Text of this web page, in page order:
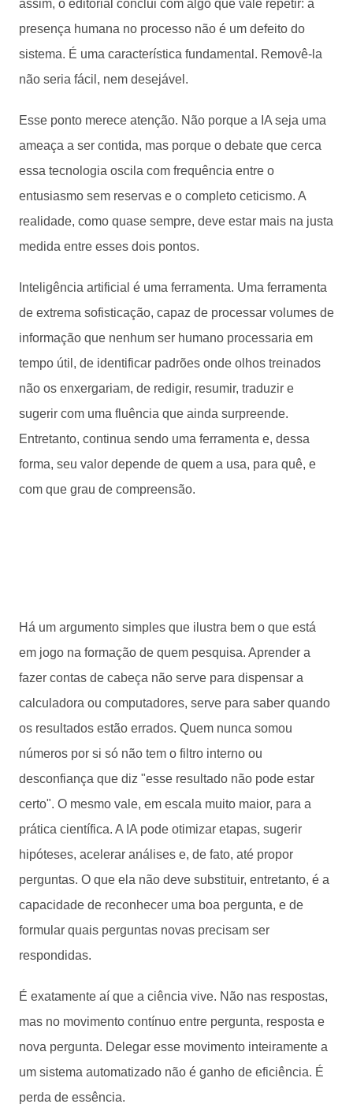
assim, o editorial conclui com algo que vale repetir: a
presença humana no processo não é um defeito do
sistema. É uma característica fundamental. Removê-la
não seria fácil, nem desejável.
Esse ponto merece atenção. Não porque a IA seja uma
ameaça a ser contida, mas porque o debate que cerca
essa tecnologia oscila com frequência entre o
entusiasmo sem reservas e o completo ceticismo. A
realidade, como quase sempre, deve estar mais na justa
medida entre esses dois pontos.
Inteligência artificial é uma ferramenta. Uma ferramenta
de extrema sofisticação, capaz de processar volumes de
informação que nenhum ser humano processaria em
tempo útil, de identificar padrões onde olhos treinados
não os enxergariam, de redigir, resumir, traduzir e
sugerir com uma fluência que ainda surpreende.
Entretanto, continua sendo uma ferramenta e, dessa
forma, seu valor depende de quem a usa, para quê, e
com que grau de compreensão.
Há um argumento simples que ilustra bem o que está
em jogo na formação de quem pesquisa. Aprender a
fazer contas de cabeça não serve para dispensar a
calculadora ou computadores, serve para saber quando
os resultados estão errados. Quem nunca somou
números por si só não tem o filtro interno ou
desconfiança que diz "esse resultado não pode estar
certo". O mesmo vale, em escala muito maior, para a
prática científica. A IA pode otimizar etapas, sugerir
hipóteses, acelerar análises e, de fato, até propor
perguntas. O que ela não deve substituir, entretanto, é a
capacidade de reconhecer uma boa pergunta, e de
formular quais perguntas novas precisam ser
respondidas.
É exatamente aí que a ciência vive. Não nas respostas,
mas no movimento contínuo entre pergunta, resposta e
nova pergunta. Delegar esse movimento inteiramente a
um sistema automatizado não é ganho de eficiência. É
perda de essência.